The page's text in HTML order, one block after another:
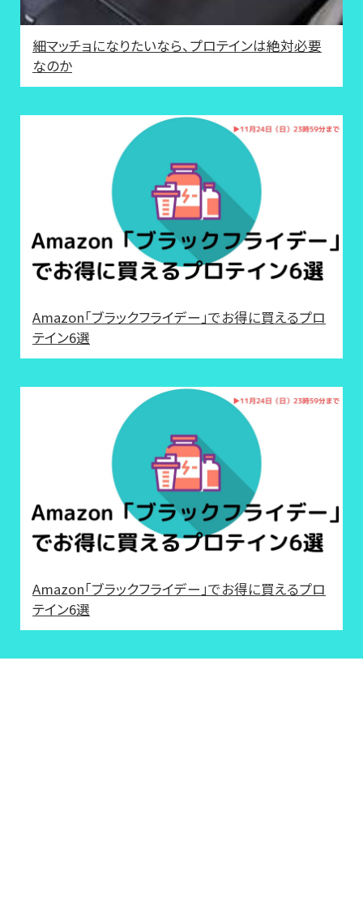
細マッチョになりたいなら、プロテインは絶対必要
なのか
Amazon「ブラックフライデー」でお得に買えるプロ
テイン6選
Amazon「ブラックフライデー」でお得に買えるプロ
テイン6選